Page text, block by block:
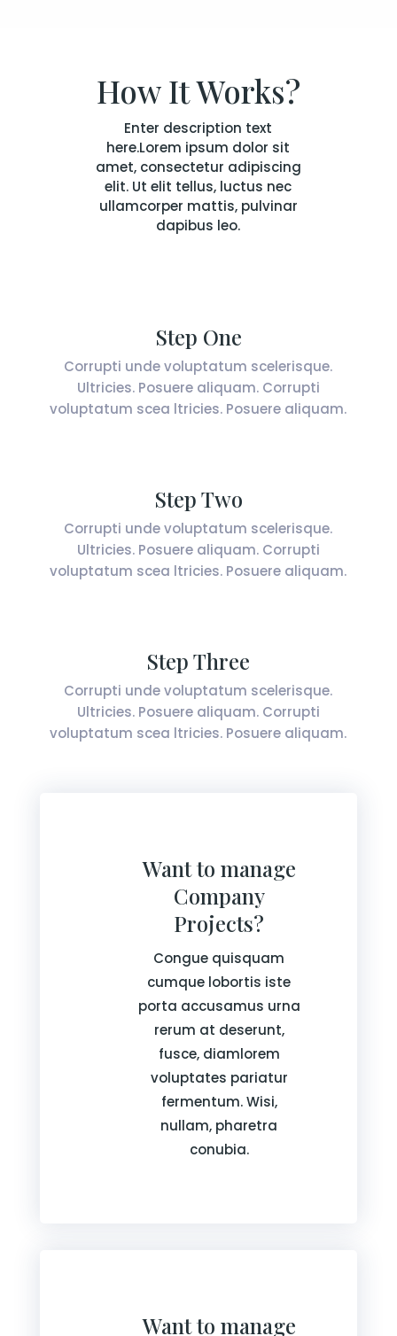
How It Works?
Enter description text
here.Lorem ipsum dolor sit
amet, consectetur adipiscing
elit. Ut elit tellus, luctus nec
ullamcorper mattis, pulvinar
dapibus leo.​
Step One
Corrupti unde voluptatum scelerisque.
Ultricies. Posuere aliquam. Corrupti
voluptatum scea ltricies. Posuere aliquam.
Step Two
Corrupti unde voluptatum scelerisque.
Ultricies. Posuere aliquam. Corrupti
voluptatum scea ltricies. Posuere aliquam.
Step Three
Corrupti unde voluptatum scelerisque.
Ultricies. Posuere aliquam. Corrupti
voluptatum scea ltricies. Posuere aliquam.
Want to manage
Company
Projects?
Congue quisquam
cumque lobortis iste
porta accusamus urna
rerum at deserunt,
fusce, diamlorem
voluptates pariatur
fermentum. Wisi,
nullam, pharetra
conubia.
Want to manage